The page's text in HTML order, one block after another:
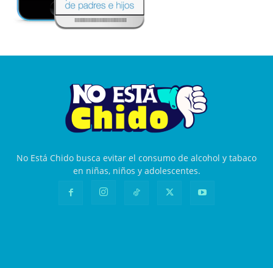
No Está Chido busca evitar el consumo de alcohol y tabaco
en niñas, niños y adolescentes.